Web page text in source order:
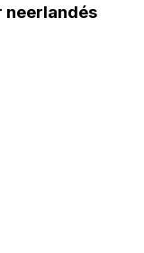
neerlandés